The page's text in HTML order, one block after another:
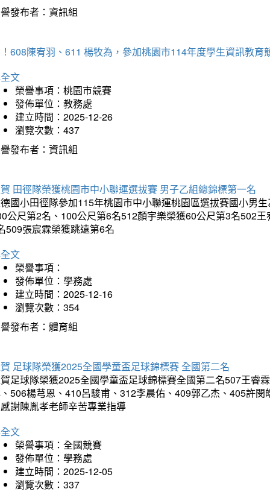
發布者：資訊組
608陳宥羽、611 楊牧為，參加桃園市114年度學生資訊教育
文
榮譽事項：桃園市競賽
發佈單位：教務處
建立時間：2025-12-26
瀏覽次數：437
發布者：資訊組
田徑隊榮獲桃園市中小聯運選拔賽 男子乙組總錦標第一名
國小田徑隊參加115年桃園市中小聯運桃園區選拔賽國小男
公尺第2名、100公尺第6名512顏宇樂榮獲60公尺第3名502
509張宸霖榮獲跳遠第6名
文
榮譽事項：
發佈單位：學務處
建立時間：2025-12-16
瀏覽次數：354
發布者：體育組
足球隊榮獲2025全國學童盃足球錦標賽 全國第二名
足球隊榮獲2025全國學童盃足球錦標賽全國第二名507王睿
506楊芎恩、410呂駿甫、312李晨佑、409郭乙杰、405許
謝陳胤孝老師辛苦專業指導
文
榮譽事項：全國競賽
發佈單位：學務處
建立時間：2025-12-05
瀏覽次數：337